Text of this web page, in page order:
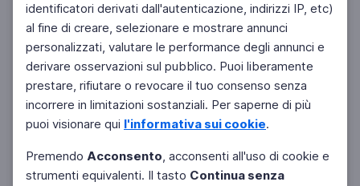
identificatori derivati dall'autenticazione, indirizzi IP, etc)
al fine di creare, selezionare e mostrare annunci
personalizzati, valutare le performance degli annunci e
derivare osservazioni sul pubblico. Puoi liberamente
prestare, rifiutare o revocare il tuo consenso senza
incorrere in limitazioni sostanziali. Per saperne di più
puoi visionare qui l'informativa sui cookie.
Premendo Acconsento, acconsenti all'uso di cookie e
strumenti equivalenti. Il tasto Continua senza